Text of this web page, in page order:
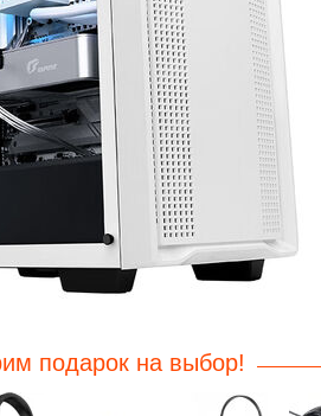
подарок на выбор!